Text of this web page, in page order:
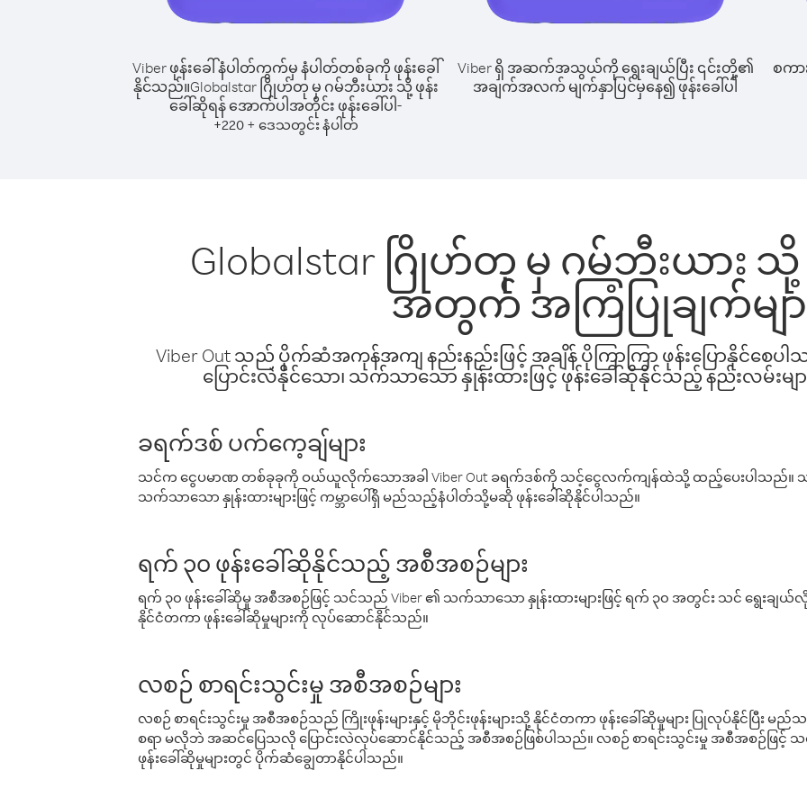
Viber ဖုန်းခေါ်နံပါတ်ကွက်မှ နံပါတ်တစ်ခုကို ဖုန်းခေါ်
နိုင်သည်။Globalstar ဂြိုဟ်တု မှ ဂမ်ဘီးယား သို့ ဖုန်း
ခေါ်ဆိုရန် အောက်ပါအတိုင်း ဖုန်းခေါ်ပါ-
+220+ ဒေသတွင်း နံပါတ်
Viber ရှိ အဆက်အသွယ်ကို ရွေးချယ်ပြီး ၎င်းတို့၏
အချက်အလက် မျက်နှာပြင်မှနေ၍ ဖုန်းခေါ်ပါ
စကာ
Globalstar ဂြိုဟ်တု မှ ဂမ်ဘီးယား သို့
အတွက် အကြံပြုချက်မျာ
Viber Out သည် ပိုက်ဆံအကုန်အကျ နည်းနည်းဖြင့် အချိန် ပိုကြာကြာ ဖုန်းပြောနိုင်စ
ပြောင်းလဲနိုင်သော၊ သက်သာသော နှုန်းထားဖြင့် ဖုန်းခေါ်ဆိုနိုင်သည့် နည်းလမ်းမ
ခရက်ဒစ် ပက်ကေ့ချ်များ
သင်က ငွေပမာဏ တစ်ခုခုကို ဝယ်ယူလိုက်သောအခါ Viber Out ခရက်ဒစ်ကို သင့်ငွေလက်ကျန်ထဲသို့ ထည့်ပေးပါသည်။
သက်သာသော နှုန်းထားများဖြင့် ကမ္ဘာပေါ်ရှိ မည်သည့်နံပါတ်သို့မဆို ဖုန်းခေါ်ဆိုနိုင်ပါသည်။
ရက် ၃၀ ဖုန်းခေါ်ဆိုနိုင်သည့် အစီအစဉ်များ
ရက် ၃၀ ဖုန်းခေါ်ဆိုမှု အစီအစဉ်ဖြင့် သင်သည် Viber ၏ သက်သာသော နှုန်းထားများဖြင့် ရက် ၃၀ အတွင်း သင် ရွေးခ
နိုင်ငံတကာ ဖုန်းခေါ်ဆိုမှုများကို လုပ်ဆောင်နိုင်သည်။
လစဉ် စာရင်းသွင်းမှု အစီအစဉ်များ
လစဉ် စာရင်းသွင်းမှု အစီအစဉ်သည် ကြိုးဖုန်းများနှင့် မိုဘိုင်းဖုန်းများသို့ နိုင်ငံတကာ ဖုန်းခေါ်ဆိုမှုများ ပြုလုပ်နိုင်ပြီ
စရာ မလိုဘဲ အဆင်ပြေသလို ပြောင်းလဲလုပ်ဆောင်နိုင်သည့် အစီအစဉ်ဖြစ်ပါသည်။ လစဉ် စာရင်းသွင်းမှု အစီအစဉ်ဖြင့်
ဖုန်းခေါ်ဆိုမှုများတွင် ပိုက်ဆံချွေတာနိုင်ပါသည်။